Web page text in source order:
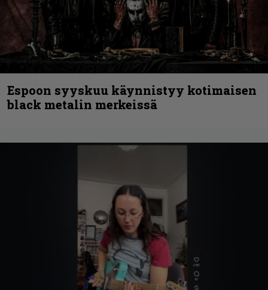
Espoon syyskuu käynnistyy kotimaisen
black metalin merkeissä